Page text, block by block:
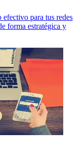
para tus redes
forma estratégica y